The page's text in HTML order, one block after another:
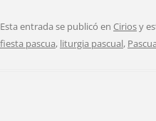
Esta entrada se publicó en Ciriosy
fiesta pascua, liturgia pascual,